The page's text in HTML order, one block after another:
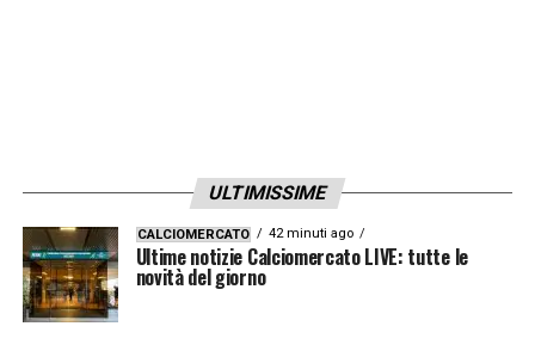
ULTIMISSIME
CALCIOMERCATO 42 minuti ago
Ultime notizie Calciomercato LIVE: tutte le
novità del giorno